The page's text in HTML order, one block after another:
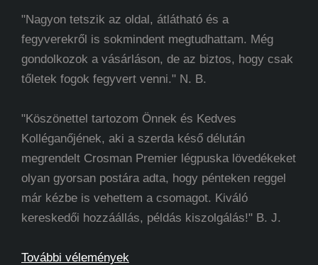
"Nagyon tetszik az oldal, átlátható és a
fegyverekről is sokmindent megtudhattam. Még
gondolkozok a vásárláson, de az biztos, hogy csak
tőletek fogok fegyvert venni." N. B.
"Köszönettel tartozom Önnek és Kedves
Kolléganőjének, aki a szerda késő délután
megrendelt Crosman Premier légpuska lövedékeket
olyan gyorsan postára adta, hogy pénteken reggel
már kézbe is vehettem a csomagot. Kiváló
kereskedői hozzáállás, példás kiszolgálás!" B. J.
További vélemények